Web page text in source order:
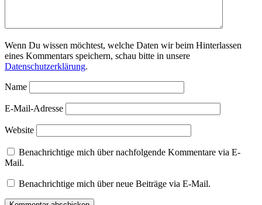
Wenn Du wissen möchtest, welche Daten wir beim Hinterlassen
eines Kommentars speichern, schau bitte in unsere
Datenschutzerklärung.
Name
E-Mail-Adresse
Website
Benachrichtige mich über nachfolgende Kommentare via E-
Mail.
Benachrichtige mich über neue Beiträge via E-Mail.